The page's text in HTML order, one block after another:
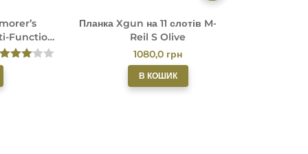
Function
Оцінен
3.00
Планка Xgun на 11 слотів M-LOK
Reil S Olive
1080,0 грн
В КОШИК